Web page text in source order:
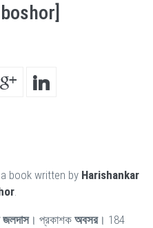
book written by Harishankar
জলদাস। প্রকাশক অবসর। 184